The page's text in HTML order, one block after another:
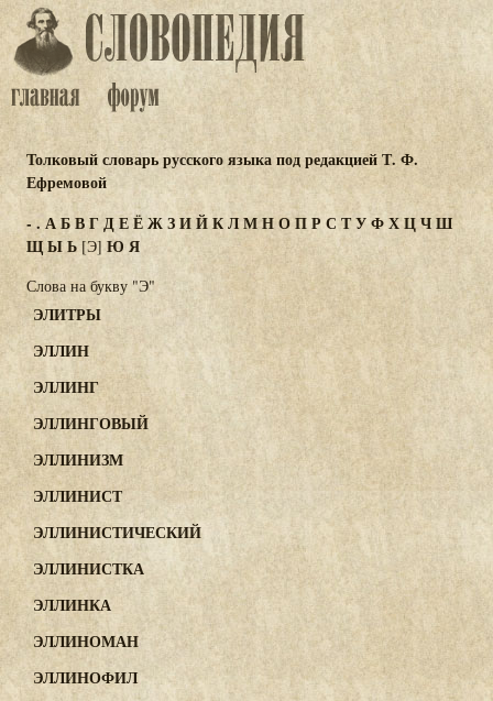
Толковый словарь русского языка под редакцией Т. Ф.
Ефремовой
- . АБВГДЕЁЖЗИЙКЛМНОПР С ТУФХЦЧШ
ЩЫЬ[Э] Ю Я
Слова на букву "Э"
ЭЛИТРЫ
ЭЛЛИН
ЭЛЛИНГ
ЭЛЛИНГОВЫЙ
ЭЛЛИНИЗМ
ЭЛЛИНИСТ
ЭЛЛИНИСТИЧЕСКИЙ
ЭЛЛИНИСТКА
ЭЛЛИНКА
ЭЛЛИНОМАН
ЭЛЛИНОФИЛ